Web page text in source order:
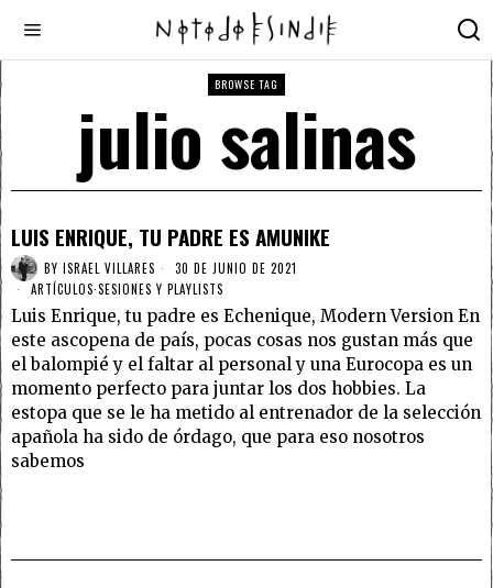
BROWSE TAG
julio salinas
LUIS ENRIQUE, TU PADRE ES AMUNIKE
BY ISRAEL VILLARES
30 DE JUNIO DE 2021
ARTÍCULOS·SESIONES Y PLAYLISTS
Luis Enrique, tu padre es Echenique, Modern Version En
este ascopena de país, pocas cosas nos gustan más que
el balompié y el faltar al personal y una Eurocopa es un
momento perfecto para juntar los dos hobbies. La
estopa que se le ha metido al entrenador de la selección
apañola ha sido de órdago, que para eso nosotros
sabemos